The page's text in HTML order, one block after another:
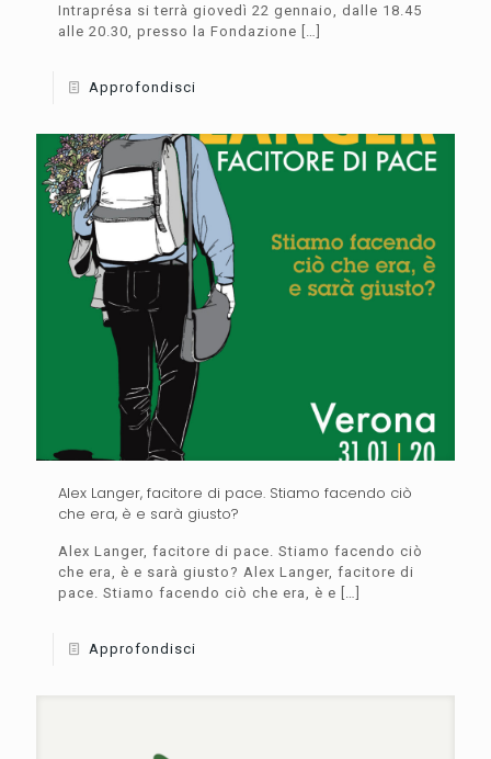
Intraprésa si terrà giovedì 22 gennaio, dalle 18.45
alle 20.30, presso la Fondazione […]
Approfondisci
Alex Langer, facitore di pace. Stiamo facendo ciò
che era, è e sarà giusto?
Alex Langer, facitore di pace. Stiamo facendo ciò
che era, è e sarà giusto? Alex Langer, facitore di
pace. Stiamo facendo ciò che era, è e
Approfondisci